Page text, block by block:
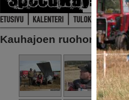
Kauhajoen ruohorata